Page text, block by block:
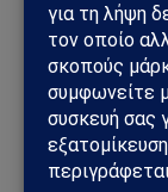
ΑΠΌΨΕΙΣ
Σαουδική
μεγάλη